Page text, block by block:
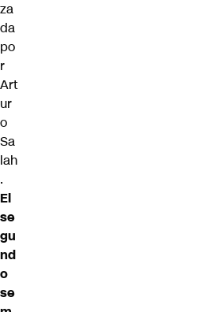
za
da
po
r
Art
ur
o
Sa
lah
.
El
se
gu
nd
o
se